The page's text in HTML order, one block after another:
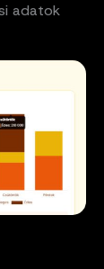
adatok